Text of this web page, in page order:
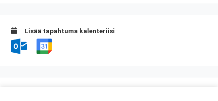
Lisää tapahtuma kalenteriisi